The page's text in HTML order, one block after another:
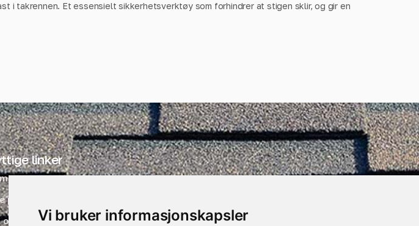
Vi bruker informasjonskapsler
i takrennen. Et essensielt sikkerhetsverktøy som forhindrer at stigen sklir, og gir en
linker
produkter